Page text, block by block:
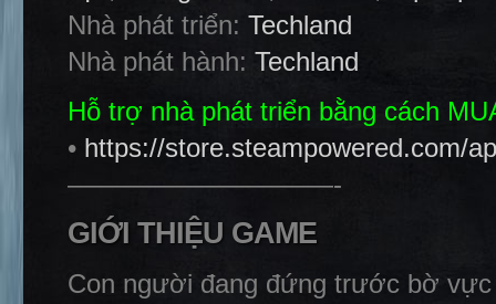
Nhà phát triển: Techland
Nhà phát hành: Techland
Hỗ trợ nhà phát triển bằng cách
• https://store.steampowered.com/
——————————-
GIỚI THIỆU GAME
Con người đang đứng trước bờ